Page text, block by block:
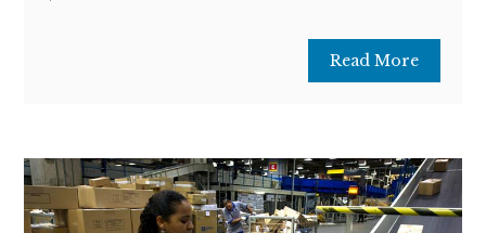
Read More